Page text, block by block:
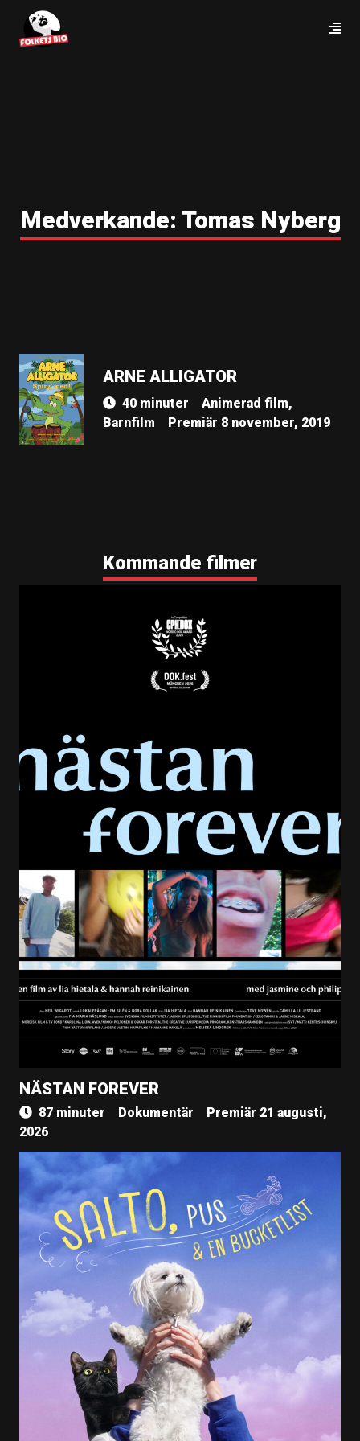
Medverkande: Tomas Nyberg
ARNE ALLIGATOR
40 minuter
Animerad film,
Barnfilm
Premiär 8 november, 2019
Kommande filmer
NÄSTAN FOREVER
87 minuter Dokumentär
Premiär 21 augusti,
2026